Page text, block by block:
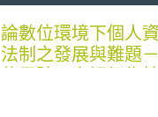
論數位環境下個人
法制之發展與難題